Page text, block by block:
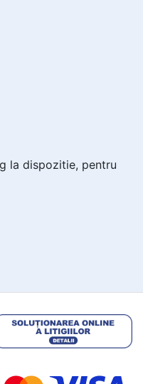
la dispozitie, pentru